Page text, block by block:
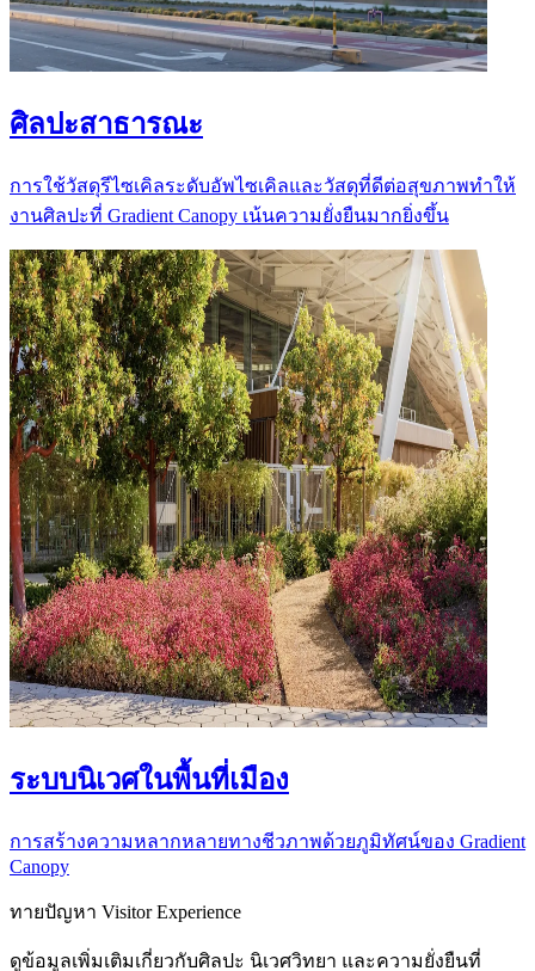
ศิลปะสาธารณะ
การใช้วัสดุรีไซเคิลระดับอัพไซเคิลและวัสดุที่ดีต่อสุขภาพทำให้
งานศิลปะที่ Gradient Canopy เน้นความยั่งยืนมากยิ่งขึ้น
ระบบนิเวศในพื้นที่เมือง
การสร้างความหลากหลายทางชีวภาพด้วยภูมิทัศน์ของ Gradient
Canopy
ทายปัญหา Visitor Experience
ดูข้อมูลเพิ่มเติมเกี่ยวกับศิลปะ นิเวศวิทยา และความยั่งยืนที่